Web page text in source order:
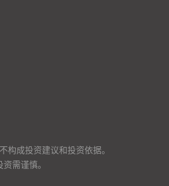
成投资建议和投资依据。
需谨慎。